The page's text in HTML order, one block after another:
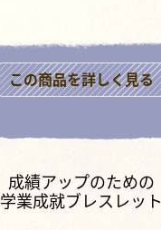
この商品を詳しく見る
成績アップのための
学業成就ブレスレット